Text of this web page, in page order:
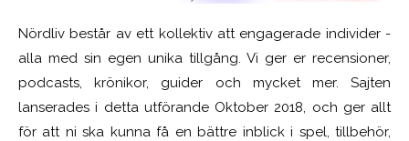
Nördliv består av ett kollektiv att engagerade individer -
alla med sin egen unika tillgång. Vi ger er recensioner,
podcasts, krönikor, guider och mycket mer. Sajten
lanserades i detta utförande Oktober 2018, och ger allt
för att ni ska kunna få en bättre inblick i spel, tillbehör,